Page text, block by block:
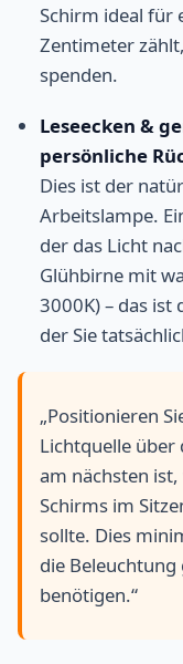
Schirm ideal für
Zentimeter
spenden.
Leseecken &
persönliche
Dies ist der
Arbeitslampe.
der das Licht
Glühbirne mit
3000K) – das ist
der Sie
„Positionieren
Lichtquelle über
am nächsten
Schirms im
sollte. Dies
die Beleuchtung
benötigen.“